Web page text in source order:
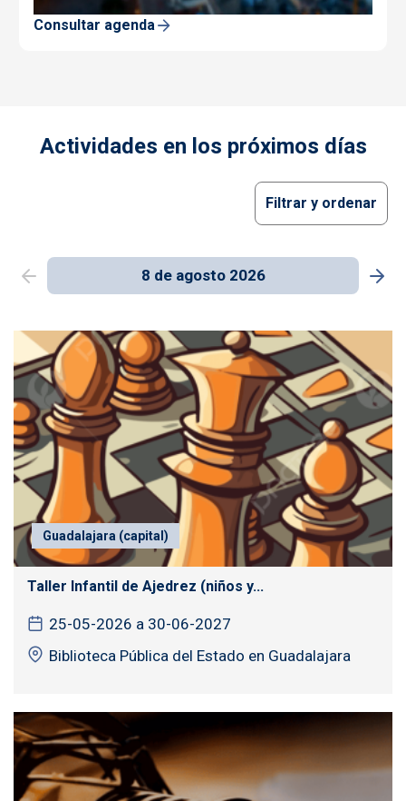
Consultar agenda
Actividades en los próximos días
8 de agosto 2026
Filtrar y ordenar
Guadalajara (capital)
Taller Infantil de Ajedrez (niños y...
25-05-2026 a 30-06-2027
Biblioteca Pública del Estado en Guadalajara